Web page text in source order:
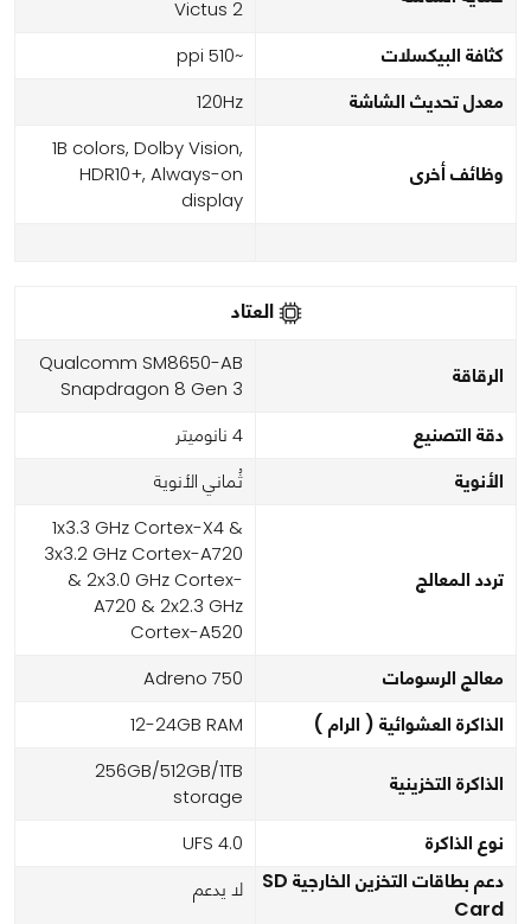
Victus 2
كثافة البيكسلات ~510 ppi
معدل تحديث الشاشة 120Hz
وظائف أخرى
1B colors, Dolby Vision,
HDR10+, Always-on
display
العتاد
الرقاقة
Qualcomm SM8650-AB
Snapdragon 8 Gen 3
دقة التصنيع 4 نانوميتر
الأنوية ثُماني الأنوية
تردد المعالج
1x3.3 GHz Cortex-X4 &
3x3.2 GHz Cortex-A720
& 2x3.0 GHz Cortex-
A720 & 2x2.3 GHz
Cortex-A520
معالج الرسومات Adreno 750
الذاكرة العشوائية ( الرام ) 12-24GB RAM
الذاكرة التخزينية
256GB/512GB/1TB
storage
نوع الذاكرة UFS 4.0
دعم بطاقات التخزين الخارجية SD
Card
لا يدعم